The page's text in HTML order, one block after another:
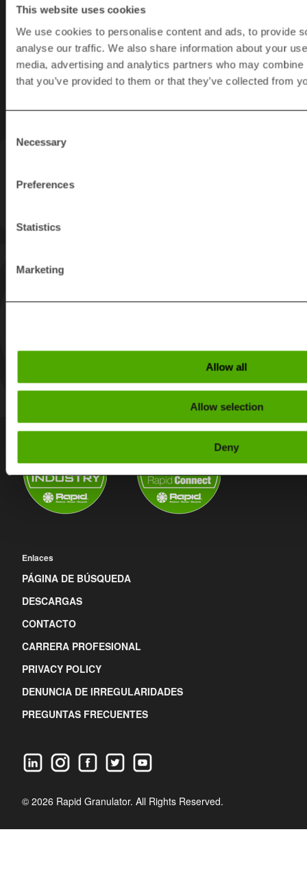
This website uses cookies
We use cookies to personalise content and ads, to provide
analyse our traffic. We also share information about your
media, advertising and analytics partners who may
that you’ve provided to them or that they’ve collected from
Selection
Necessary
Preferences
Statistics
Marketing
Allow all
Allow selection
Deny
Suscríbase a
nuestro
Suscríbase a
nuestro boletín
Rapid.
Enlaces
PÁGINA DE BÚSQUEDA
DESCARGAS
CONTACTO
CARRERA PROFESIONAL
PRIVACY POLICY
DENUNCIA DE IRREGULARIDADES
PREGUNTAS FRECUENTES
© 2026 Rapid Granulator. All Rights Reserved.